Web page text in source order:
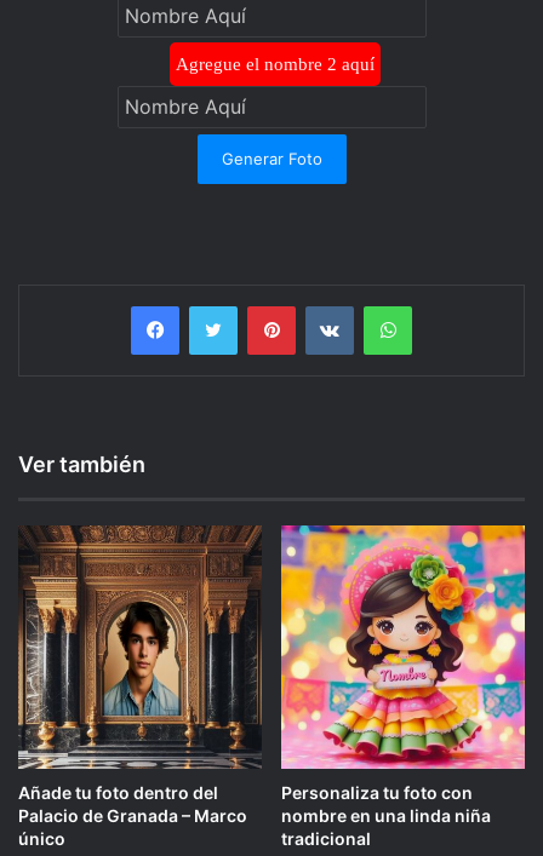
Agregue el nombre 2 aquí
Generar Foto
FacebookTwitterPinterestVKontakteWhatsApp
Ver también
Añade tu foto dentro del
Palacio de Granada – Marco
único
Personaliza tu foto con
nombre en una linda niña
tradicional